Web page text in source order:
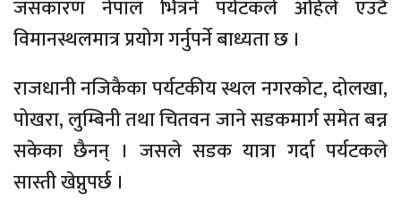
जसकारण नेपाल भित्रने पर्यटकले अहिले एउटै
विमानस्थलमात्र प्रयोग गर्नुपर्ने बाध्यता छ ।
राजधानी नजिकैका पर्यटकीय स्थल नगरकोट, दोलखा,
पोखरा, लुम्बिनी तथा चितवन जाने सडकमार्ग समेत बन्न
सकेका छैनन् । जसले सडक यात्रा गर्दा पर्यटकले
सास्ती खेप्नुपर्छ ।